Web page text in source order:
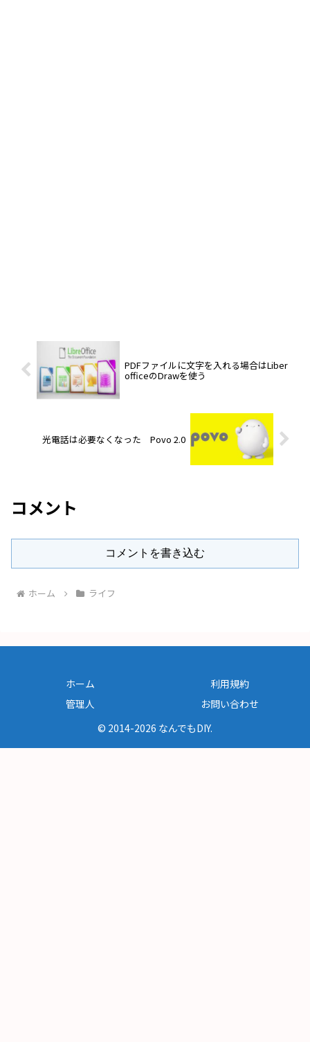
PDFファイルに文字を入れる場合はLiber
officeのDrawを使う
光電話は必要なくなった Povo 2.0
コメント
コメントを書き込む
ホーム ライフ
ホーム
利用規約
管理人
お問い合わせ
© 2014-2026 なんでもDIY.